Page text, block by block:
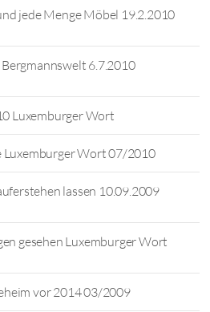
jede Menge Möbel 19.2.2010
6.7.2010
Luxemburger Wort
Luxemburger Wort 07/2010
lassen 10.09.2009
gesehen Luxemburger Wort
vor 2014 03/2009